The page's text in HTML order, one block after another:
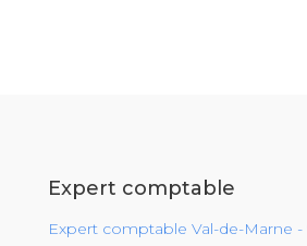
Expert comptable
Expert comptable Val-de-Marne -